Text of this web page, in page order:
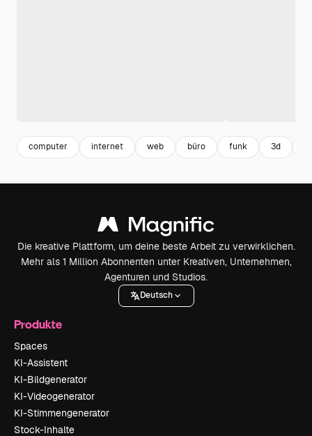
computer internet web büro funk 3d
Die kreative Plattform, um deine beste Arbeit zu verwirklichen.
Mehr als 1 Million Abonnenten unter Kreativen, Unternehmen,
Agenturen und Studios.
Deutsch
Produkte
Spaces
KI-Assistent
KI-Bildgenerator
KI-Videogenerator
KI-Stimmengenerator
Stock-Inhalte